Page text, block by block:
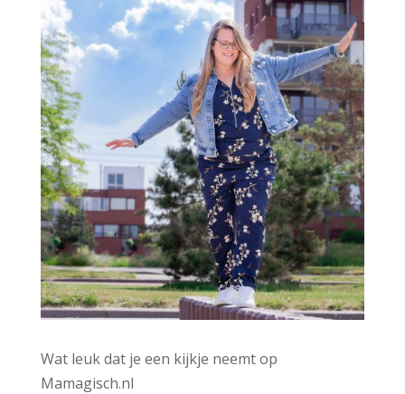
Wat leuk dat je een kijkje neemt op
Mamagisch.nl